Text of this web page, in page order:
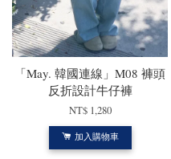
「May. 韓國連線」M08 褲頭
反折設計牛仔褲
NT$ 1,280
加入購物車